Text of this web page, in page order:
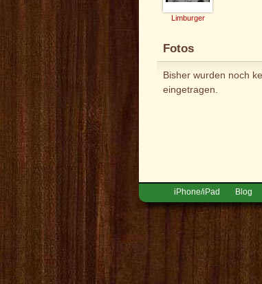
Limburger
Fotos
Bisher wurden noch
eingetragen.
iPhone/iPad Blog